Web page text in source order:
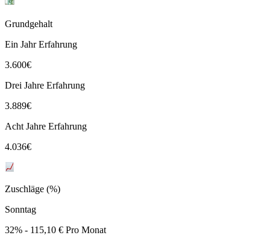
Grundgehalt
Ein Jahr Erfahrung
3.600€
Drei Jahre Erfahrung
3.889€
Acht Jahre Erfahrung
4.036€
Zuschläge (%)
Sonntag
32% - 115,10 € Pro Monat